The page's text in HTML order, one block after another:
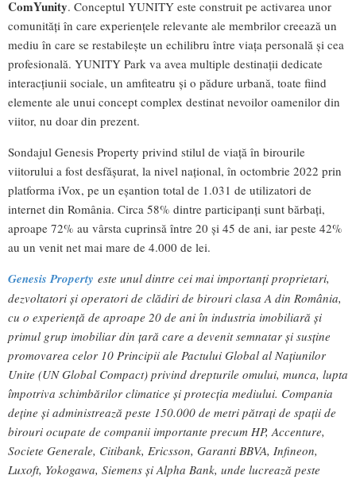
ComYunity. Conceptul YUNITY este construit pe activarea unor
comunități în care experiențele relevante ale membrilor creează un
mediu în care se restabilește un echilibru între viața personală și cea
profesională. YUNITY Park va avea multiple destinații dedicate
interacțiunii sociale, un amfiteatru și o pădure urbană, toate fiind
elemente ale unui concept complex destinat nevoilor oamenilor din
viitor, nu doar din prezent.
Sondajul Genesis Property privind stilul de viață în birourile
viitorului a fost desfășurat, la nivel național, în octombrie 2022 prin
platforma iVox, pe un eșantion total de 1.031 de utilizatori de
internet din România. Circa 58% dintre participanți sunt bărbați,
aproape 72% au vârsta cuprinsă între 20 și 45 de ani, iar peste 42%
au un venit net mai mare de 4.000 de lei.
Genesis Property este unul dintre cei mai importanți proprietari,
dezvoltatori și operatori de clădiri de birouri clasa A din România,
cu o experiență de aproape 20 de ani în industria imobiliară și
primul grup imobiliar din țară care a devenit semnatar și susține
promovarea celor 10 Principii ale Pactului Global al Națiunilor
Unite (UN Global Compact) privind drepturile omului, munca, lupta
împotriva schimbărilor climatice și protecția mediului. Compania
deține și administrează peste 150.000 de metri pătrați de spații de
birouri ocupate de companii importante precum HP, Accenture,
Societe Generale, Citibank, Ericsson, Garanti BBVA, Infineon,
Luxoft, Yokogawa, Siemens și Alpha Bank, unde lucrează peste